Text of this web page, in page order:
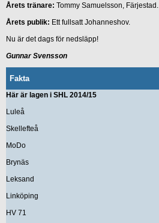
Årets tränare: Tommy Samuelsson, Färjestad.
Årets publik: Ett fullsatt Johanneshov.
Nu är det dags för nedsläpp!
Gunnar Svensson
Fakta
Här är lagen i SHL 2014/15
Luleå
Skellefteå
MoDo
Brynäs
Leksand
Linköping
HV 71